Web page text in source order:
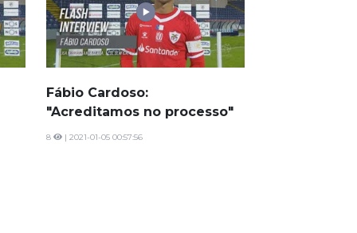
Fábio Cardoso:
"Acreditamos no processo"
8 | 2021-01-05 00:57:56